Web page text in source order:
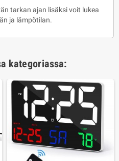
tarkan ajan lisäksi voit lukea
ja lämpötilan.
kategoriassa: